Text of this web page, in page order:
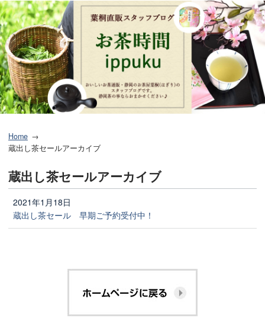
Home
蔵出し茶セールアーカイブ
蔵出し茶セールアーカイブ
2021年1月18日
蔵出し茶セール 早期ご予約受付中！